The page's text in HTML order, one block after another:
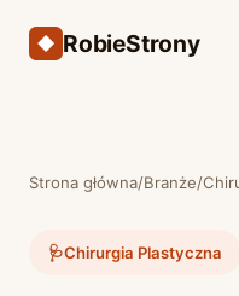
RobieStrony
Strona główna/Branże/
🩺Chirurgia Plastyczna